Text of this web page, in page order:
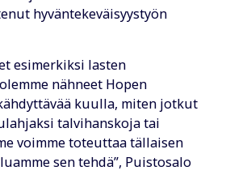
hyväntekeväisyystyön
esimerkiksi lasten
nähneet Hopen
kuulla, miten jotkut
talvihanskoja tai
voimme toteuttaa tällaisen
sen tehdä”, Puistosalo